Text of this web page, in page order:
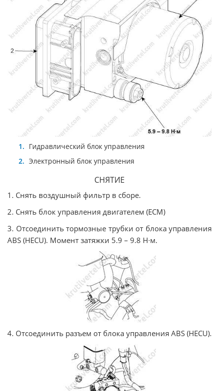
Гидравлический блок управления
Электронный блок управления
СНЯТИЕ
1. Снять воздушный фильтр в сборе.
2. Снять блок управления двигателем (ЕСМ)
3. Отсоединить тормозные трубки от блока управления
ABS (HECU). Момент затяжки 5.9 – 9.8 Н∙м.
4. Отсоединить разъем от блока управления ABS (HECU).